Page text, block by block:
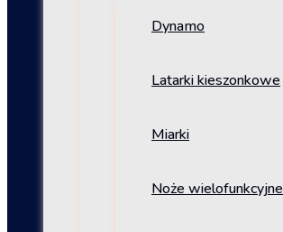
Dynamo
Latarki kieszonkowe
Miarki
Noże wielofunkcyjne